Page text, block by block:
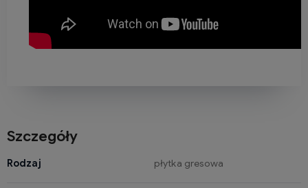
Szczegóły
Rodzaj płytka gresowa